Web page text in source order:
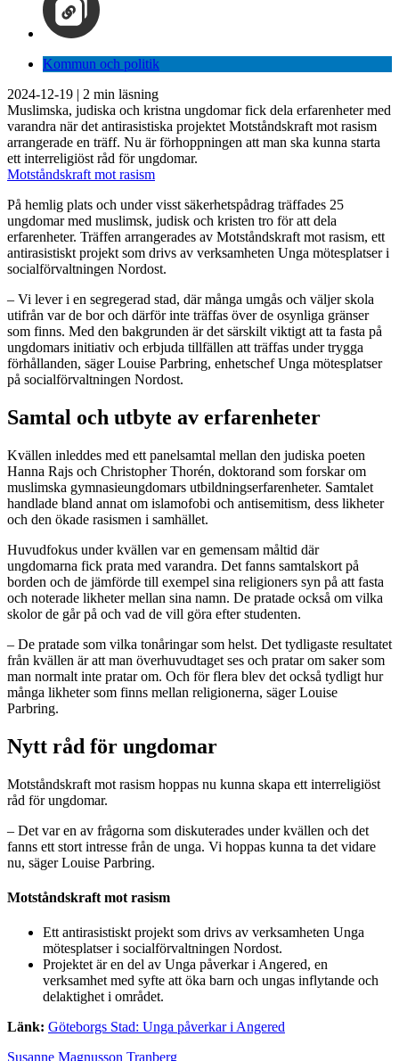
Kommun och politik
2024-12-19 | 2 min läsning
Muslimska, judiska och kristna ungdomar fick dela erfarenheter med
varandra när det antirasistiska projektet Motståndskraft mot rasism
arrangerade en träff. Nu är förhoppningen att man ska kunna starta
ett interreligiöst råd för ungdomar.
Motståndskraft mot rasism
På hemlig plats och under visst säkerhetspådrag träffades 25
ungdomar med muslimsk, judisk och kristen tro för att dela
erfarenheter. Träffen arrangerades av Motståndskraft mot rasism, ett
antirasistiskt projekt som drivs av verksamheten Unga mötesplatser i
socialförvaltningen Nordost.
– Vi lever i en segregerad stad, där många umgås och väljer skola
utifrån var de bor och därför inte träffas över de osynliga gränser
som finns. Med den bakgrunden är det särskilt viktigt att ta fasta på
ungdomars initiativ och erbjuda tillfällen att träffas under trygga
förhållanden, säger Louise Parbring, enhetschef Unga mötesplatser
på socialförvaltningen Nordost.
Samtal och utbyte av erfarenheter
Kvällen inleddes med ett panelsamtal mellan den judiska poeten
Hanna Rajs och Christopher Thorén, doktorand som forskar om
muslimska gymnasieungdomars utbildningserfarenheter. Samtalet
handlade bland annat om islamofobi och antisemitism, dess likheter
och den ökade rasismen i samhället.
Huvudfokus under kvällen var en gemensam måltid där
ungdomarna fick prata med varandra. Det fanns samtalskort på
borden och de jämförde till exempel sina religioners syn på att fasta
och noterade likheter mellan sina namn. De pratade också om vilka
skolor de går på och vad de vill göra efter studenten.
– De pratade som vilka tonåringar som helst. Det tydligaste resultatet
från kvällen är att man överhuvudtaget ses och pratar om saker som
man normalt inte pratar om. Och för flera blev det också tydligt hur
många likheter som finns mellan religionerna, säger Louise
Parbring.
Nytt råd för ungdomar
Motståndskraft mot rasism hoppas nu kunna skapa ett interreligiöst
råd för ungdomar.
– Det var en av frågorna som diskuterades under kvällen och det
fanns ett stort intresse från de unga. Vi hoppas kunna ta det vidare
nu, säger Louise Parbring.
Motståndskraft mot rasism
Ett antirasistiskt projekt som drivs av verksamheten Unga
mötesplatser i socialförvaltningen Nordost.
Projektet är en del av Unga påverkar i Angered, en
verksamhet med syfte att öka barn och ungas inflytande och
delaktighet i området.
Länk: Göteborgs Stad: Unga påverkar i Angered
Susanne Magnusson Tranberg